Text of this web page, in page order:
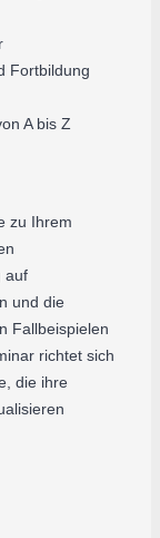
Fortbildung
A bis Z
zu Ihrem
auf
und die
Fallbeispielen
richtet sich
die ihre